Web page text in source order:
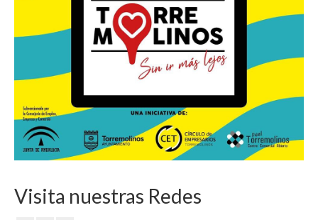
Visita nuestras Redes